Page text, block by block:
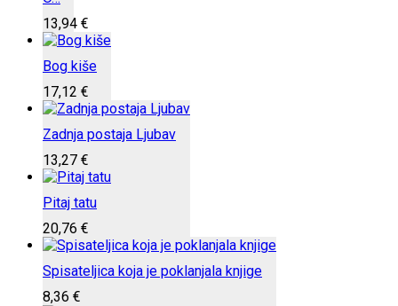
13,94 €
Bog kiše
17,12 €
Zadnja postaja Ljubav
13,27 €
Pitaj tatu
20,76 €
Spisateljica koja je poklanjala knjige
8,36 €